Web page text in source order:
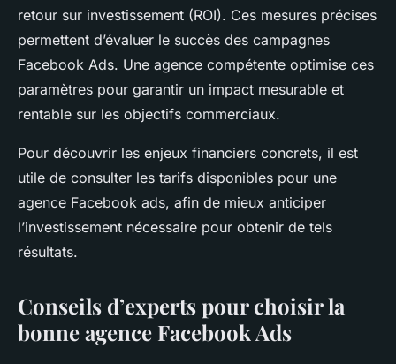
retour sur investissement (ROI). Ces mesures précises
permettent d’évaluer le succès des campagnes
Facebook Ads. Une agence compétente optimise ces
paramètres pour garantir un impact mesurable et
rentable sur les objectifs commerciaux.
Pour découvrir les enjeux financiers concrets, il est
utile de consulter les tarifs disponibles pour une
agence Facebook ads, afin de mieux anticiper
l’investissement nécessaire pour obtenir de tels
résultats.
Conseils d’experts pour choisir la
bonne agence Facebook Ads